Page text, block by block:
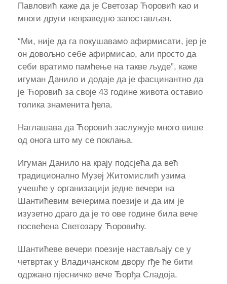
Павловић каже да је Светозар Ћоровић као и
многи други неправедно запостављен.
“Ми, није да га покушавамо афирмисати, јер је
он довољно себе афирмисао, али просто да
себи вратимо памћење на такве људе”, каже
игуман Данило и додаје да је фасцинантно да
је Ћоровић за своје 43 године живота оставио
толика знаменита ђела.
Наглашава да Ћоровић заслужује много више
од онога што му се поклања.
Игуман Данило на крају подсјећа да већ
традиционално Музеј Житомислић узима
учешће у организацији једне вечери на
Шантићевим вечерима поезије и да им је
изузетно драго да је то ове године била вече
посвећена Светозару Ћоровићу.
Шантићеве вечери поезије настављају се у
четвртак у Владичанском двору гђе ће бити
одржано пјесничко вече Ђорђа Сладоја.